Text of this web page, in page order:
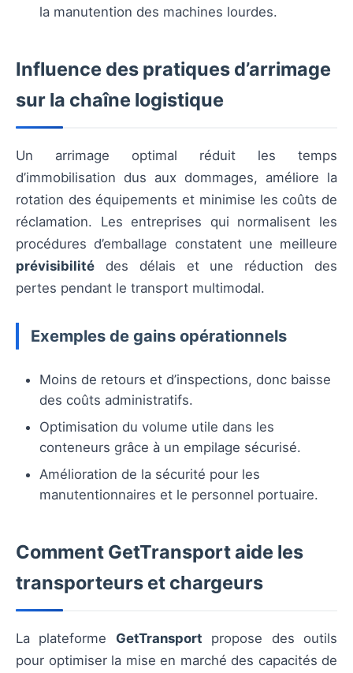
la manutention des machines lourdes.
Influence des pratiques d’arrimage
sur la chaîne logistique
Un arrimage optimal réduit les temps
d’immobilisation dus aux dommages, améliore la
rotation des équipements et minimise les coûts de
réclamation. Les entreprises qui normalisent les
procédures d’emballage constatent une meilleure
prévisibilité des délais et une réduction des
pertes pendant le transport multimodal.
Exemples de gains opérationnels
Moins de retours et d’inspections, donc baisse
des coûts administratifs.
Optimisation du volume utile dans les
conteneurs grâce à un empilage sécurisé.
Amélioration de la sécurité pour les
manutentionnaires et le personnel portuaire.
Comment GetTransport aide les
transporteurs et chargeurs
La plateforme GetTransport propose des outils
pour optimiser la mise en marché des capacités de